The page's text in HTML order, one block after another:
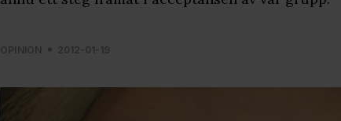
OPINION 2012-01-19